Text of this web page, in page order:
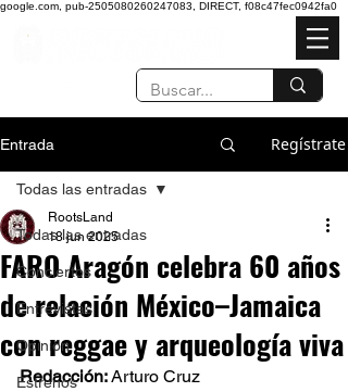
google.com, pub-2505080260247083, DIRECT, f08c47fec0942fa0
Entrada Regístrate
Todas las entradas
Conciertos
Entrevistas
Opinión
Estrenos
Todas las entradas
FARO Aragón celebra 60 años
de relación México–Jamaica
con reggae y arqueología viva
RootsLand
18 jun 2025
Redacción: Arturo Cruz